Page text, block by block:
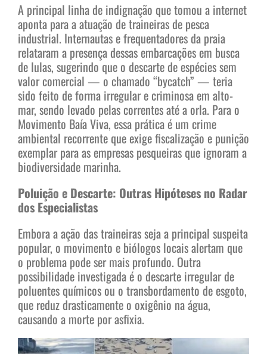
A principal linha de indignação que tomou a internet
aponta para a atuação de traineiras de pesca
industrial. Internautas e frequentadores da praia
relataram a presença dessas embarcações em busca
de lulas, sugerindo que o descarte de espécies sem
valor comercial — o chamado “bycatch” — teria
sido feito de forma irregular e criminosa em alto-
mar, sendo levado pelas correntes até a orla. Para o
Movimento Baía Viva, essa prática é um crime
ambiental recorrente que exige fiscalização e punição
exemplar para as empresas pesqueiras que ignoram a
biodiversidade marinha.
Poluição e Descarte: Outras Hipóteses no Radar
dos Especialistas
Embora a ação das traineiras seja a principal suspeita
popular, o movimento e biólogos locais alertam que
o problema pode ser mais profundo. Outra
possibilidade investigada é o descarte irregular de
poluentes químicos ou o transbordamento de esgoto,
que reduz drasticamente o oxigênio na água,
causando a morte por asfixia.